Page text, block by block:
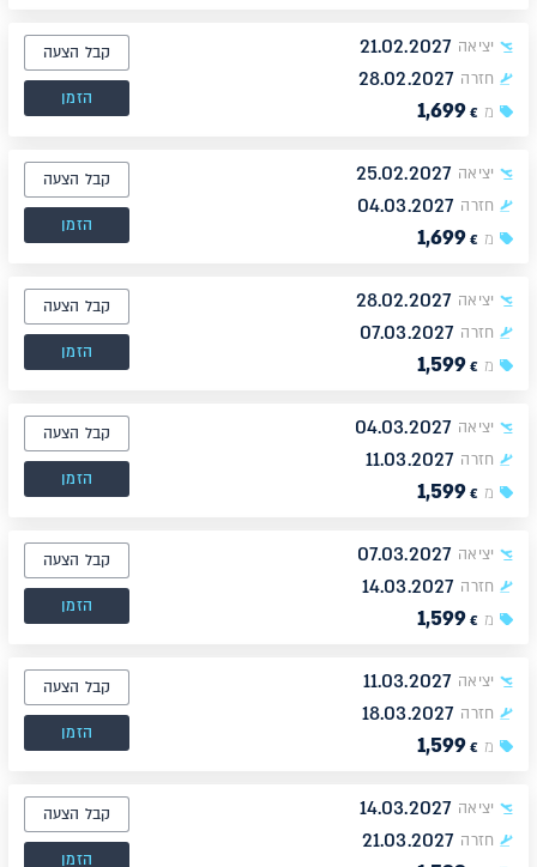
יציאה 21.02.2027
חזרה 28.02.2027
מ 1,699 €
קבל הצעה
הזמן
יציאה 25.02.2027
חזרה 04.03.2027
מ 1,699 €
קבל הצעה
הזמן
יציאה 28.02.2027
חזרה 07.03.2027
מ 1,599 €
קבל הצעה
הזמן
יציאה 04.03.2027
חזרה 11.03.2027
מ 1,599 €
קבל הצעה
הזמן
יציאה 07.03.2027
חזרה 14.03.2027
מ 1,599 €
קבל הצעה
הזמן
יציאה 11.03.2027
חזרה 18.03.2027
מ 1,599 €
קבל הצעה
הזמן
יציאה 14.03.2027
חזרה 21.03.2027
קבל הצעה
הזמן